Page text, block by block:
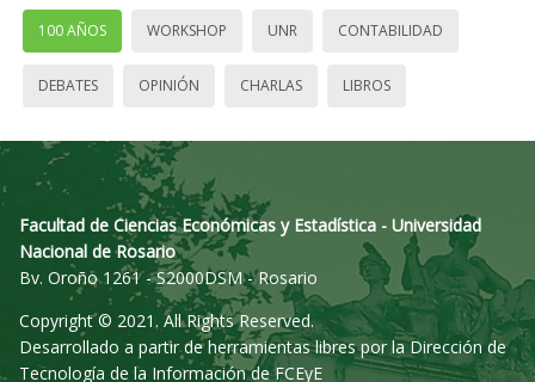
100 AÑOS WORKSHOP UNR CONTABILIDAD
DEBATES OPINIÓN CHARLAS LIBROS
Facultad de Ciencias Económicas y Estadística - Universidad
Nacional de Rosario
Bv. Oroño 1261 - S2000DSM - Rosario
Copyright © 2021. All Rights Reserved.
Desarrollado a partir de herramientas libres por la Dirección de
Tecnología de la Información de FCEyE